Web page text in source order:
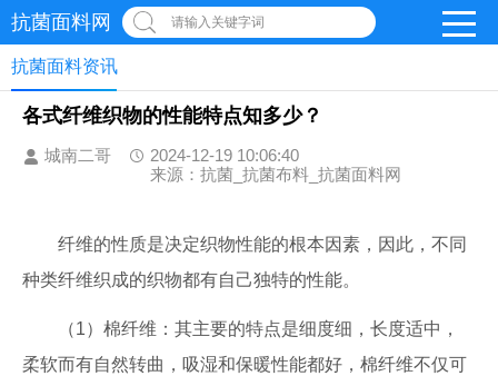
抗菌面料网 请输入关键字词
抗菌面料资讯
各式纤维织物的性能特点知多少？
城南二哥
2024-12-19 10:06:40
来源：抗菌_抗菌布料_抗菌面料网
纤维的性质是决定织物性能的根本因素，因此，不同
种类纤维织成的织物都有自己独特的性能。
（1）棉纤维：其主要的特点是细度细，长度适中，
柔软而有自然转曲，吸湿和保暖性能都好，棉纤维不仅可